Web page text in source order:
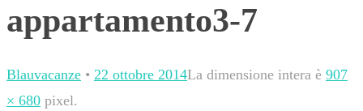
appartamento3-7
Blauvacanze • 22 ottobre 2014La dimensione intera è 907
× 680 pixel.